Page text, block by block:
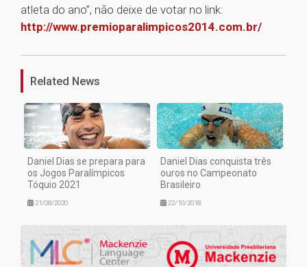
atleta do ano”, não deixe de votar no link:
http://www.premioparalimpicos2014.com.br/
1
Related News
Daniel Dias se prepara para
os Jogos Paralímpicos
Tóquio 2021
21/08/2020
Daniel Dias conquista três
ouros no Campeonato
Brasileiro
22/10/2018